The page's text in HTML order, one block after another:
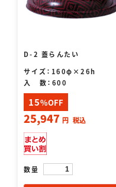
D-2 蓋らんたい
サイズ：160φ×26h
入 数：600
15%OFF
25,947 円 税込
数量